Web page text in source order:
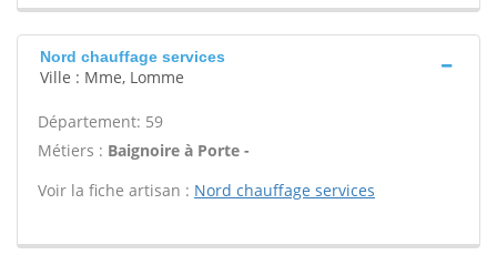
Nord chauffage services
Ville : Mme, Lomme
Département: 59
Métiers : Baignoire à Porte -
Voir la fiche artisan : Nord chauffage services